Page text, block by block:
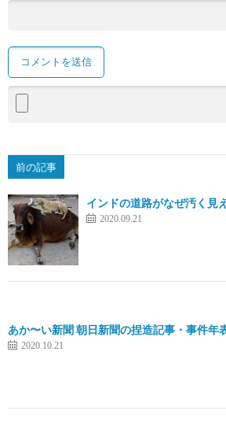
前の記事
インドの道路がなぜ汚く見
2020.09.21
あか〜い新聞 朝日新聞の捏造記事・事件年
2020.10.21